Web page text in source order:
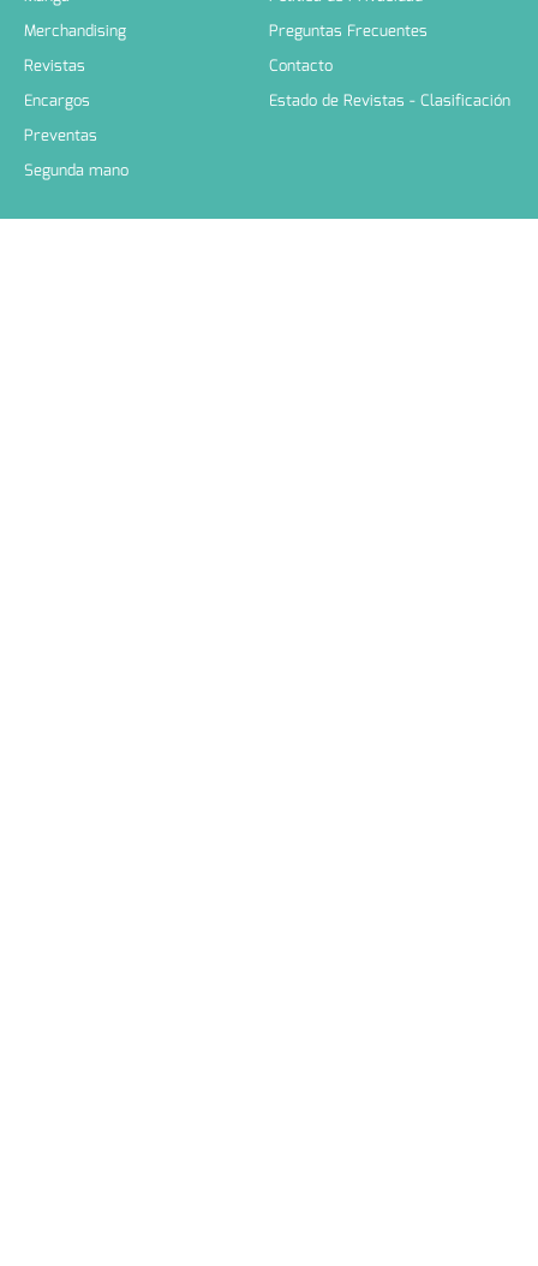
Merchandising
Revistas
Encargos
Preventas
Segunda mano
Preguntas Frecuentes
Contacto
Estado de Revistas - Clasificación